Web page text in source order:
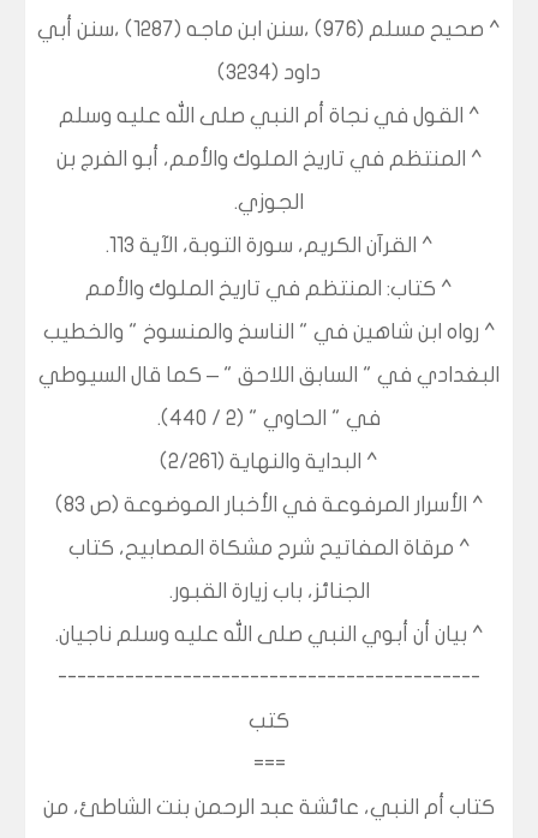
^ صحيح مسلم (976) ،سنن ابن ماجه (1287) ،سنن أبي
داود (3234)
^ القول في نجاة أم النبي صلى الله عليه وسلم
^ المنتظم في تاريخ الملوك والأمم، أبو الفرج بن
الجوزي.
^ القرآن الكريم، سورة التوبة، الآية 113.
^ كتاب: المنتظم في تاريخ الملوك والأمم
^ رواه ابن شاهين في " الناسخ والمنسوخ " والخطيب
البغدادي في " السابق اللاحق " – كما قال السيوطي
في " الحاوي " (2 / 440).
^ البداية والنهاية (2/261)
^ الأسرار المرفوعة في الأخبار الموضوعة (ص 83)
^ مرقاة المفاتيح شرح مشكاة المصابيح، كتاب
الجنائز، باب زيارة القبور.
^ بيان أن أبوي النبي صلى الله عليه وسلم ناجيان.
--------------------------------------------
كتب
===
كتاب أم النبي، عائشة عبد الرحمن بنت الشاطئ، من